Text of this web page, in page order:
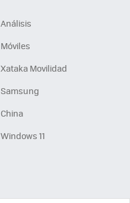
Análisis
Móviles
Xataka Movilidad
Samsung
China
Windows 11